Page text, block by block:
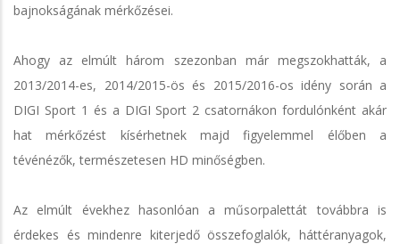
bajnokságának mérkőzései.
Ahogy az elmúlt három szezonban már megszokhatták, a
2013/2014-es, 2014/2015-ös és 2015/2016-os idény során a
DIGI Sport 1 és a DIGI Sport 2 csatornákon fordulónként akár
hat mérkőzést kísérhetnek majd figyelemmel élőben a
tévénézők, természetesen HD minőségben.
Az elmúlt évekhez hasonlóan a műsorpalettát továbbra is
érdekes és mindenre kiterjedő összefoglalók, háttéranyagok,